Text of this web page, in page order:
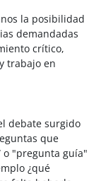
la posibilidad
demandadas
crítico,
trabajo en
debate surgido
que
o "pregunta guía"
¿qué